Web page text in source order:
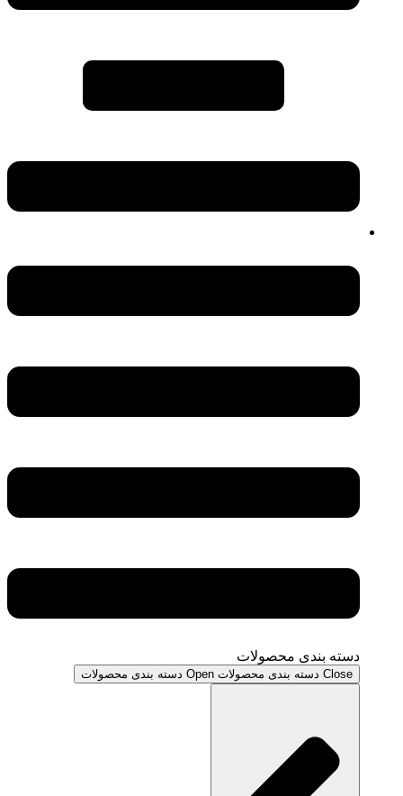
دسته بندی محصولات
Close دسته بندی محصولات Open دسته بندی محصولات